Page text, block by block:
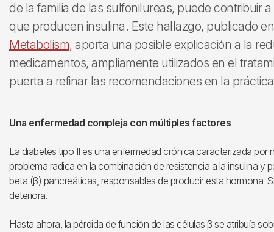
de la familia de las sulfonilureas, puede contribuir
que producen insulina. Este hallazgo, publicado
Metabolism, aporta una posible explicación a la
medicamentos, ampliamente utilizados en el
puerta a refinar las recomendaciones en la
Una enfermedad compleja con múltiples factores
La diabetes tipo II es una enfermedad crónica caracterizada por
problema radica en la combinación de resistencia a la insulina y
beta (β) pancreáticas, responsables de producir esta hormona.
deteriora.
Hasta ahora, la pérdida de función de las células β se atribuía